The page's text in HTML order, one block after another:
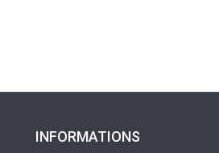
INFORMATIONS